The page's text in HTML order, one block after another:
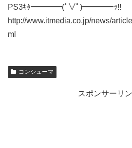
PS3ｷﾀ━━━━(ﾟ∀ﾟ)━━━━ｯ!!
http://www.itmedia.co.jp/news/
ml
コンシューマ
スポンサーリ